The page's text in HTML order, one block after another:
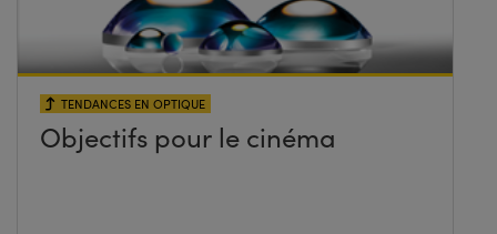
TENDANCES EN OPTIQUE
Objectifs pour le cinéma